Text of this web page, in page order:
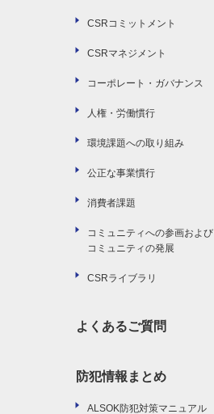
CSRコミットメント
CSRマネジメント
コーポレート・ガバナンス
人権・労働慣行
環境課題への取り組み
公正な事業慣行
消費者課題
コミュニティへの参画および
コミュニティの発展
CSRライブラリ
よくあるご質問
防犯情報まとめ
ALSOK防犯対策マニュアル